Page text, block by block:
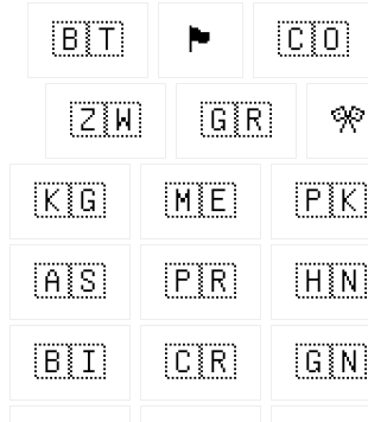
🇧🇹 🏴󠁧󠁢󠁥󠁮󠁧󠁿 🇨🇴
🇿🇼 🇬🇷 🎌
🇰🇬 🇲🇪 🇵🇰
🇦🇸 🇵🇷 🇭🇳
🇧🇮 🇨🇷 🇬🇳